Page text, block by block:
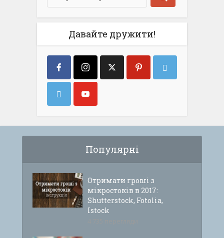
Давайте дружити!
Популярні
Отримати гроші з
мікростоків в 2017:
Shutterstock, Fotolia,
Istock